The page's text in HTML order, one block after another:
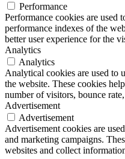
Performance
Performance cookies are used
performance indexes of the
better user experience for the
Analytics
Analytics
Analytical cookies are used to
the website. These cookies
number of visitors, bounce
Advertisement
Advertisement
Advertisement cookies are
and marketing campaigns.
websites and collect